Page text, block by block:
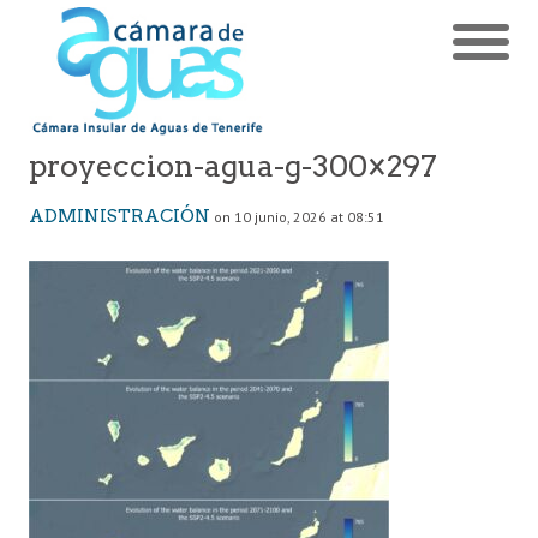
proyeccion-agua-g-300×297
ADMINISTRACIÓN on 10 junio, 2026 at 08:51